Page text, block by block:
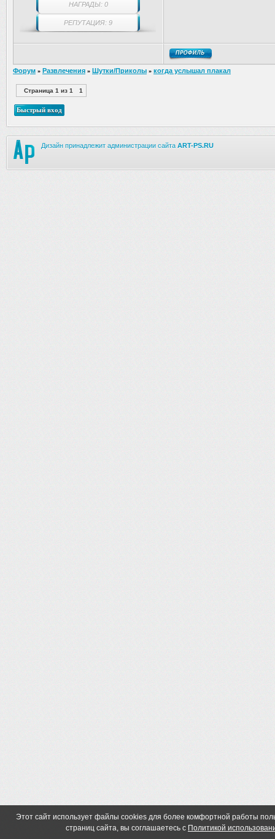
НАГРАДЫ: 0
РЕПУТАЦИЯ: 9
Форум » Развлечения » Шутки/Приколы » когда услышал плакал
Страница 1 из 1 1
Дизайн принадлежит администрации сайта ART-PS.RU
Этот сайт использует файлы cookies для более комфортной работы
страниц сайта, вы соглашаетесь с Политикой